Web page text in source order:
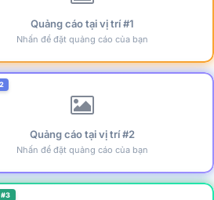
Quảng cáo tại vị trí #1
Nhấn để đặt quảng cáo của bạn
Quảng cáo tại vị trí #2
Nhấn để đặt quảng cáo của bạn